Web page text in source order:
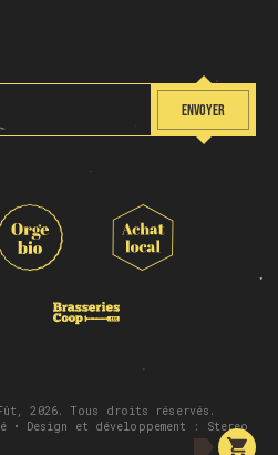
ENVOYER
2026. Tous droits réservés.
• Design et développement : Stereo